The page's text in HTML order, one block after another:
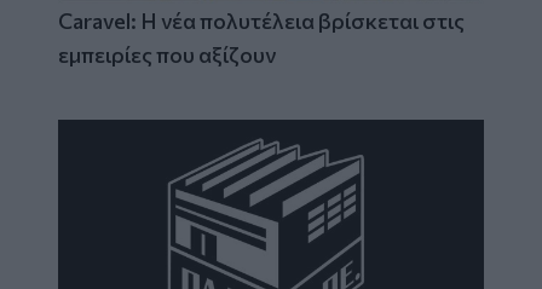
Caravel: Η νέα πολυτέλεια βρίσκεται στις
εμπειρίες που αξίζουν